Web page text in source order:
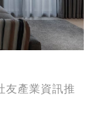
產業資訊推